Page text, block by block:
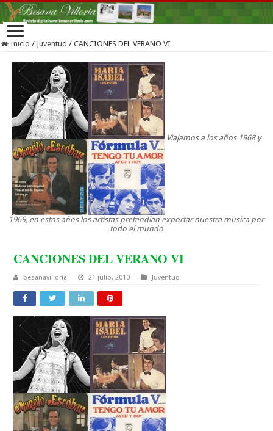
Inicio / Juventud / CANCIONES DEL VERANO VI
Viajamos a los años 1968 y
1969, en estos años los artistas pretendian exportar nuestra musica por
todo el mundo
CANCIONES DEL VERANO VI
besanavilloria 21 julio, 2010 Juventud